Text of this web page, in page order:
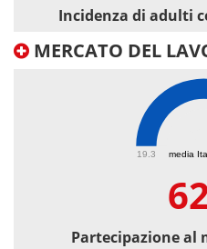
Incidenza di adulti
MERCATO DEL
media
19.3
Partecipazione al